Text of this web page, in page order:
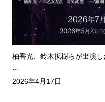
柚香光、鈴木拡樹らが出演
2026年4月17日